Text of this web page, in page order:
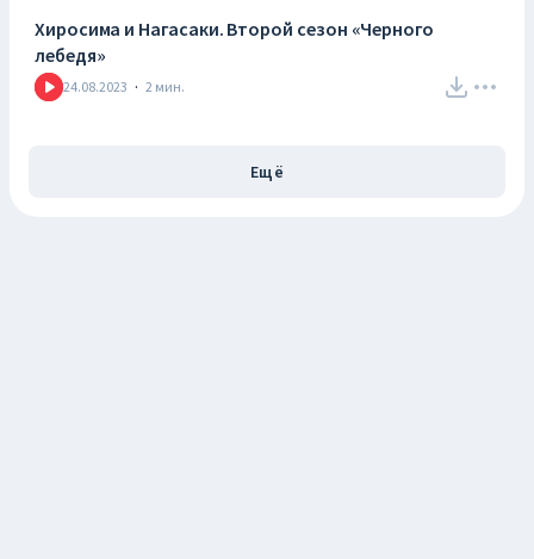
Хиросима и Нагасаки. Второй сезон «Черного
лебедя»
24.08.2023 · 2 мин.
Ещё